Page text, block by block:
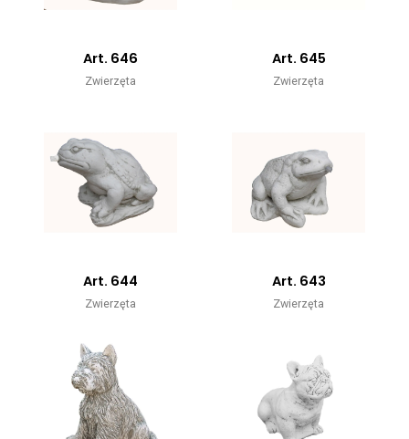
Art. 646
Zwierzęta
Art. 645
Zwierzęta
Art. 644
Zwierzęta
Art. 643
Zwierzęta